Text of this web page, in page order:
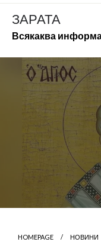
Skip
content
ЗАРАТА
Всякаква
HOMEPAGE
НОВИНИ